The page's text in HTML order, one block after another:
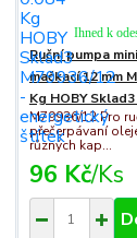
Ruční pumpa
mačkací 12 mm
Kg HOBY
M79936/12 Pro
přečerpávaní
různých kap...
96 Kč/Ks
Ihned k